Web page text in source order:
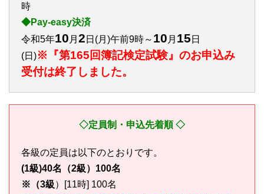
時
◆Pay-easy決済
令和5年10 月 2 日(月)午前9時～ 10 月 15 日
(日)※『第165回簿記検定試験』のお申込み
受付は終了しました。
◇定員制・申込先着順 ◇
各級の定員は以下のとおりです。
(1級)40名
（2級）100名
※ （3級）[11時] 100名